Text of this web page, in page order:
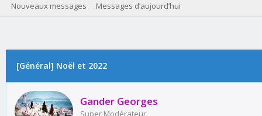
Nouveaux messages Messages d’aujourd’hui
[Général] Noël et 2022
Gander Georges
Super Modérateur